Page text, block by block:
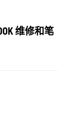
维修和笔